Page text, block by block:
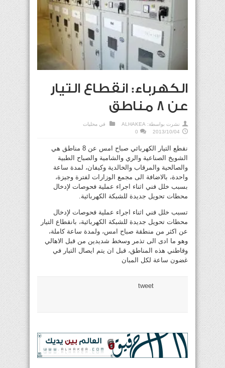
الكهرباء: انقطاع التيار
عن 8 مناطق
نشرت بواسطة: ALHAKEA في محليات
2013/10/04
0
نقطع التيار الكهربائي صباح امس عن 8 مناطق هي
الشويخ الصناعية والري والشامية والصباح الطبية
والصالحية والمرقاب والخالدية وكيفان، لمدة ساعة
واحدة، بالاضافة الى مجمع الوزارات لفترة وجيزة،
بسبب خلل فني اثناء اجراء عملية فحوصات لإدخال
محطات تحويل جديدة للشبكة الكهربائية.
تسبب خلل فني اثناء اجراء عملية فحوصات لإدخال
محطات تحويل جديدة للشبكة الكهربائية، بانقطاع التيار
عن اكثر من منطقة صباح امس، ولمدة ساعة كاملة،
وهو ما ادى الى تذمر وسخط شديدين من قبل الاهالي
وقاطني هذه المناطق، قبل ان يتم ايصال التيار في
غضون ساعة لكل المبان
tweet